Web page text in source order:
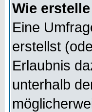
Wie
Eine
erstellst
Erlaubnis
unterhalb